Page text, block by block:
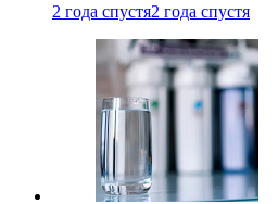
2 года спустя2 года спустя